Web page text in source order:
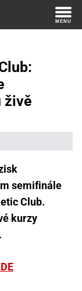
živě
semifinále
Club.
kurzy